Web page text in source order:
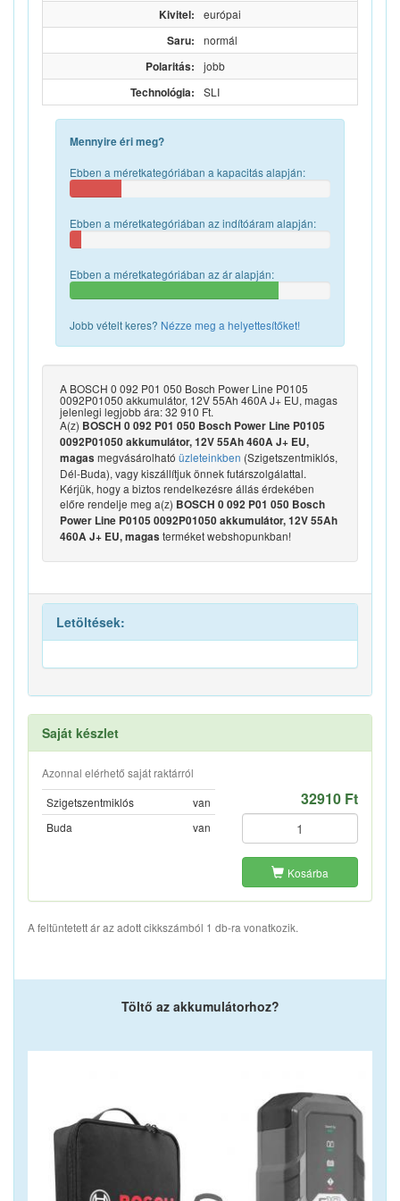
Kivitel: európai
Saru: normál
Polaritás: jobb
Technológia: SLI
Mennyire éri meg?
Ebben a méretkategóriában a kapacitás alapján:
Ebben a méretkategóriában az indítóáram alapján:
Ebben a méretkategóriában az ár alapján:
Jobb vételt keres? Nézze meg a helyettesítőket!
A BOSCH 0 092 P01 050 Bosch Power Line P0105
0092P01050 akkumulátor, 12V 55Ah 460A J+ EU, magas
jelenlegi legjobb ára: 32 910 Ft.
A(z) BOSCH 0 092 P01 050 Bosch Power Line P0105
0092P01050 akkumulátor, 12V 55Ah 460A J+ EU,
magas megvásárolható üzleteinkben (Szigetszentmiklós,
Dél-Buda), vagy kiszállítjuk önnek futárszolgálattal.
Kérjük, hogy a biztos rendelkezésre állás érdekében
előre rendelje meg a(z) BOSCH 0 092 P01 050 Bosch
Power Line P0105 0092P01050 akkumulátor, 12V 55Ah
460A J+ EU, magas terméket webshopunkban!
Letöltések:
Saját készlet
Azonnal elérhető saját raktárról
Szigetszentmiklós
van
Buda
van
32910 Ft
Kosárba
A feltüntetett ár az adott cikkszámból 1 db-ra vonatkozik.
Töltő az akkumulátorhoz?